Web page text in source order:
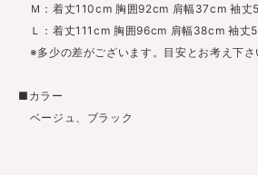
Ｍ：着丈110cm 胸囲92cm 肩幅37cm 袖丈
Ｌ：着丈111cm 胸囲96cm 肩幅38cm 袖丈
※多少の差がございます。目安とお考え下さ
■カラー
ベージュ、ブラック